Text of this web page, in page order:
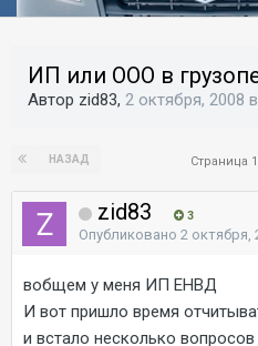
ИП или ООО в
Автор zid83, 2 октября, 2008 в
НАЗАД Страница
zid83 3
Опубликовано 2 октября,
вобщем у меня ИП ЕНВД
И вот пришло время
и встало несколько